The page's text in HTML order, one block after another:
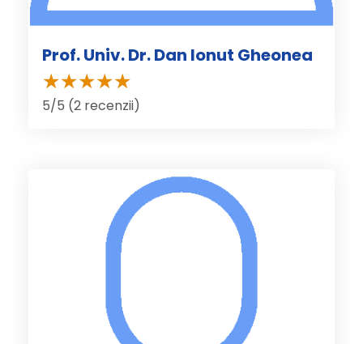
Prof. Univ. Dr. Dan Ionut Gheonea
5/5 (2 recenzii)